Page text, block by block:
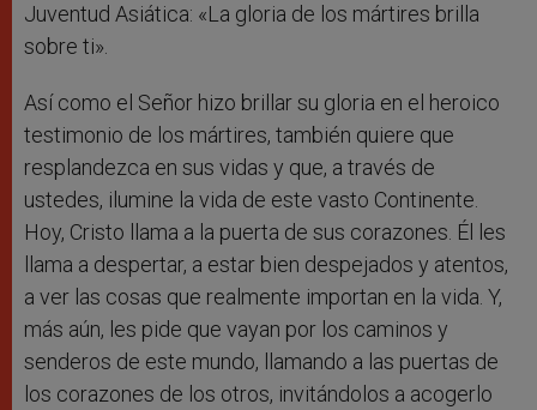
Juventud Asiática: «La gloria de los mártires brilla
sobre ti».
Así como el Señor hizo brillar su gloria en el heroico
testimonio de los mártires, también quiere que
resplandezca en sus vidas y que, a través de
ustedes, ilumine la vida de este vasto Continente.
Hoy, Cristo llama a la puerta de sus corazones. Él les
llama a despertar, a estar bien despejados y atentos,
a ver las cosas que realmente importan en la vida. Y,
más aún, les pide que vayan por los caminos y
senderos de este mundo, llamando a las puertas de
los corazones de los otros, invitándolos a acogerlo